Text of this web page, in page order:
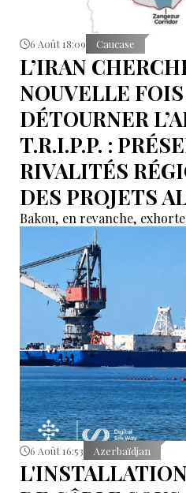
6 Août 18:09 Caucase
L’IRAN
NOUVELLE
DÉTOURNER
T.R.I.P.P. :
RIVALITÉS
DES PROJETS
Bakou, en revanche,
6 Août 16:53 Azerbaïdjan